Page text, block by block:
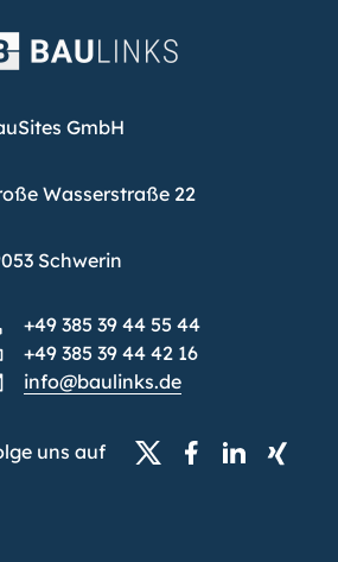
GmbH
Wasserstraße 22
Schwerin
+49 385 39 44 55 44
+49 385 39 44 42 16
info@baulinks.de
uns auf